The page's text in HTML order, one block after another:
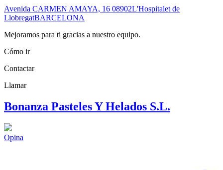
Avenida CARMEN AMAYA, 16 08902L'Hospitalet de
LlobregatBARCELONA
Mejoramos para ti gracias a nuestro equipo.
Cómo ir
Contactar
Llamar
Bonanza Pasteles Y Helados S.L.
Opina